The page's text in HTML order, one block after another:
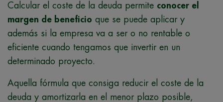
Calcular el coste de la deuda permite conocer el
margen de beneficio que se puede aplicar y
además si la empresa va a ser o no rentable o
eficiente cuando tengamos que invertir en un
determinado proyecto.
Aquella fórmula que consiga reducir el coste de la
deuda y amortizarla en el menor plazo posible,